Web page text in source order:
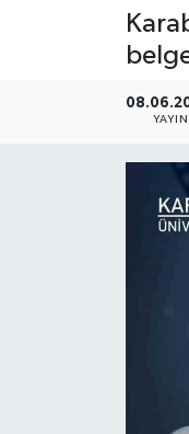
Advertising
Canlı Maç
Dış Haberler
English News
Haber Arşivi